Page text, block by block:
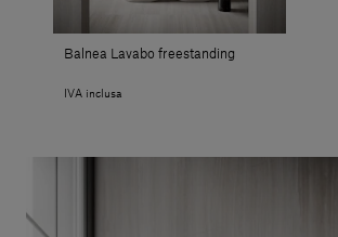
Balnea Lavabo freestanding
IVA inclusa